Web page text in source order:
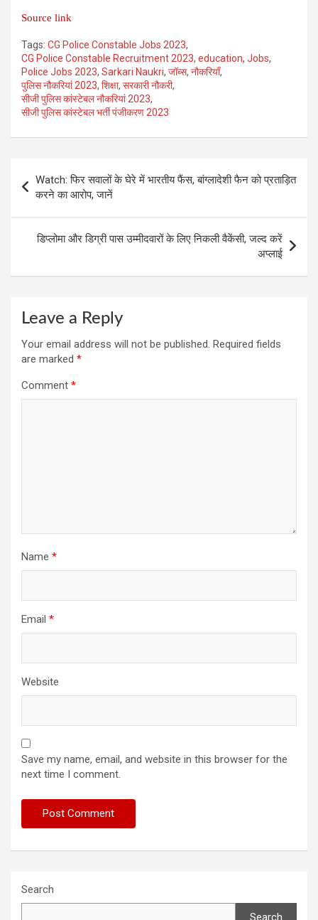
Source link
Tags: CG Police Constable Jobs 2023,
CG Police Constable Recruitment 2023, education, Jobs,
Police Jobs 2023, Sarkari Naukri, जॉब्स, नौकरियाँ,
पुलिस नौकरियां 2023, शिक्षा, सरकारी नौकरी,
सीजी पुलिस कांस्टेबल नौकरियां 2023,
सीजी पुलिस कांस्टेबल भर्ती पंजीकरण 2023
navigation
Watch: फिर सवालों के घेरे में भारतीय फैंस, बांग्लादेशी फैन को प्रताड़ित
करने का आरोप, जानें
डिप्लोमा और डिग्री पास उम्मीदवारों के लिए निकली वैकेंसी, जल्द करें
अप्लाई
Leave a Reply
Your email address will not be published. Required fields
are marked *
Comment *
Name *
Email *
Website
Save my name, email, and website in this browser for the
next time I comment.
Search
Search